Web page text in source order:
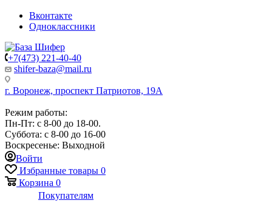
Вконтакте
Одноклассники
+7(473) 221-40-40
shifer-baza@mail.ru
г. Воронеж, проспект Патриотов, 19А
Режим работы:
Пн-Пт: с 8-00 до 18-00.
Суббота: с 8-00 до 16-00
Воскресенье: Выходной
Войти
Избранные товары 0
Корзина 0
Покупателям